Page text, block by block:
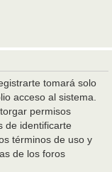
tomará solo
acceso al sistema.
permisos
de identificarte
términos de uso y
de los foros